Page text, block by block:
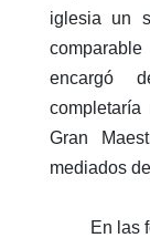
iglesia un
encargó
Gran
mediados
En las